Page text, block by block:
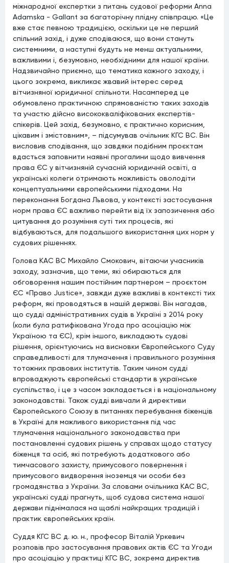
міжнародної експертки з питань судової реформи Anna
Adamska - Gallant за багаторічну плідну співпрацю. «Це
вже стає певною традицією, оскільки це не перший
спільний захід, і дуже сподіваюся, що вони стануть
системними, а наступні будуть не менш актуальними,
важливими і, безумовно, необхідними для нашої країни.
Надзвичайно приємно, що тематика кожного заходу, і
цього зокрема, викликає жвавий інтерес серед
вітчизняної юридичної спільноти. Насамперед це
обумовлено практичною спрямованістю таких заходів
та участю дійсно висококваліфікованих експертів-
спікерів. Цей захід, безумовно, є практично корисним,
цікавим і змістовним», – підсумував очільник КГС ВС. Він
висловив сподівання, що завдяки подібним проєктам
вдасться заповнити наявні прогалини щодо вивчення
права ЄС у вітчизняній сучасній юридичній освіті, а
українські колеги отримають можливість оволодіти
концептуальними європейськими підходами. На
переконання Богдана Львова, у контексті застосування
норм права ЄС важливо перейти від їх запозичення або
цитування до розуміння суті тих процесів, які
відбуваються, для подальшого використання цих норм у
судових рішеннях.
Голова КАС ВС Михайло Смокович, вітаючи учасників
заходу, зазначив, що теми, які обираються для
обговорення нашим постійним партнером – проєктом
ЄС «Право Justice», завжди дуже важливі в контексті тих
реформ, які проводяться в нашій державі. Він нагадав,
що судді адміністративних судів в Україні з 2014 року
(коли була ратифікована Угода про асоціацію між
Україною та ЄС), крім іншого, викладають судові
рішення, орієнтуючись на висновки Європейського Суду
справедливості для тлумачення і правильного розуміння
тотожних правових інститутів. Таким чином судді
впроваджують європейські стандарти в українське
суспільство, і це з часом закладається і в національному
законодавстві. Також судді вивчали й директиви
Європейського Союзу в питаннях перебування біженців
в Україні для можливого використання під час
тлумачення національного законодавства при
постановленні судових рішень у справах щодо статусу
біженця та осіб, які потребують додаткового або
тимчасового захисту, примусового повернення і
примусового видворення іноземця чи особи без
громадянства з України. За словами очільника КАС ВС,
українські судді прагнуть, щоб судова система нашої
держави піднімалася на щаблі найкращих традицій і
практик європейських країн.
Суддя КГС ВС д. ю. н., професор Віталій Уркевич
розповів про застосування правових актів ЄС та Угоди
про асоціацію у практиці КГС ВС, зокрема директив